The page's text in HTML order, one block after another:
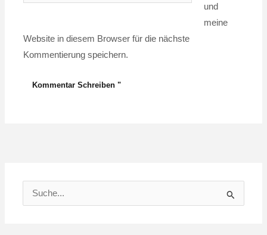
und
meine
Website in diesem Browser für die nächste
Kommentierung speichern.